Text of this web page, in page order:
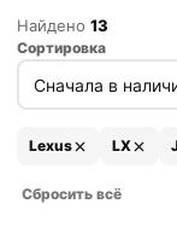
Найдено 13
Сортировка
Lexus LX
Сбросить всё